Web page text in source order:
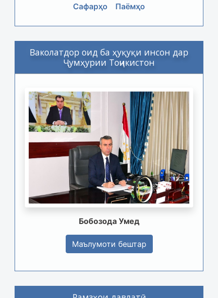
Сафарҳо
Паёмҳо
Ваколатдор оид ба ҳуқуқи инсон дар
Ҷумҳурии Тоҷикистон
Бобозода Умед
Маълумоти бештар